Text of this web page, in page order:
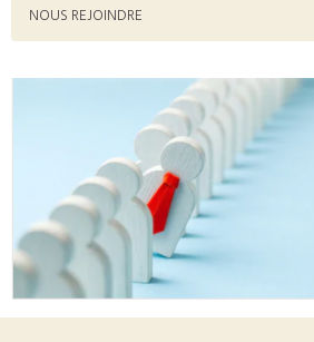
NOUS REJOINDRE